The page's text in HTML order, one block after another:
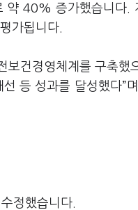
약 40% 증가했습니다.
가됩니다.
보건경영체계를 구축했
등 성과를 달성했다”
정했습니다.